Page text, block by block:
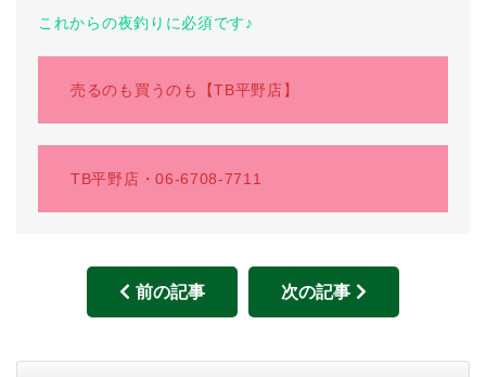
これからの夜釣りに必須です♪
売るのも買うのも【TB平野店】
TB平野店・06-6708-7711
前の記事 次の記事